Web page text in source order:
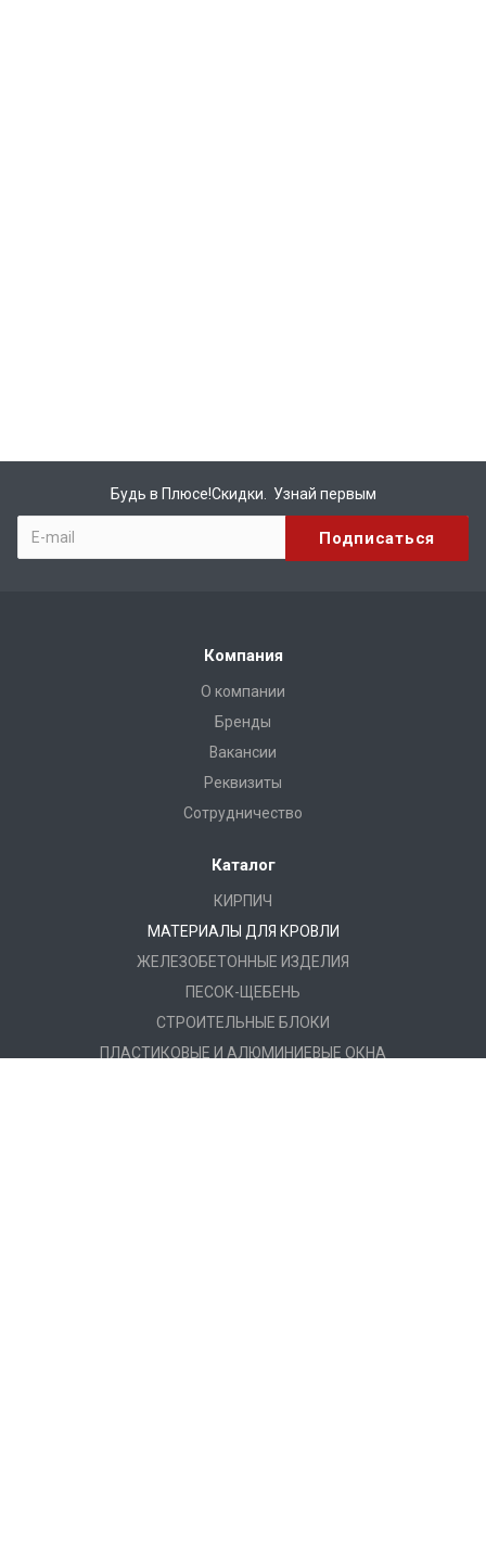
Будь в Плюсе!Скидки. Узнай первым
Компания
О компании
Бренды
Вакансии
Реквизиты
Сотрудничество
Каталог
КИРПИЧ
МАТЕРИАЛЫ ДЛЯ КРОВЛИ
ЖЕЛЕЗОБЕТОННЫЕ ИЗДЕЛИЯ
ПЕСОК-ЩЕБЕНЬ
СТРОИТЕЛЬНЫЕ БЛОКИ
ПЛАСТИКОВЫЕ И АЛЮМИНИЕВЫЕ ОКНА